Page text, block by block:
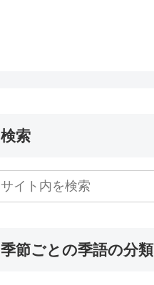
検索
季節ごとの季語の分類